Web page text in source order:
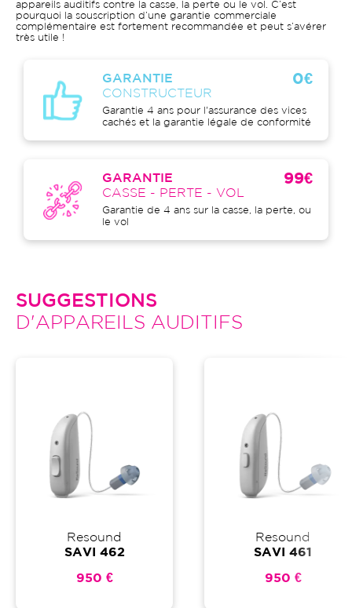
appareils auditifs contre la casse, la perte ou le vol. C’est
pourquoi la souscription d’une garantie commerciale
complémentaire est fortement recommandée et peut s’avérer
très utile !
GARANTIE
CONSTRUCTEUR
0€
Garantie 4 ans pour l'assurance des vices
cachés et la garantie légale de conformité
GARANTIE
CASSE - PERTE - VOL
99€
Garantie de 4 ans sur la casse, la perte, ou
le vol
SUGGESTIONS
D'APPAREILS AUDITIFS
Resound
SAVI 462
950 €
Resound
SAVI 461
950 €